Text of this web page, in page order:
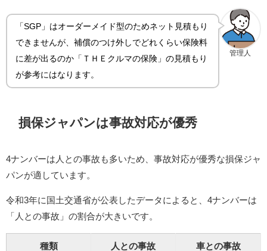
管理人
「SGP」はオーダーメイド型のためネット見積もり
できませんが、補償のつけ外しでどれくらい保険料
に差が出るのか「ＴＨＥクルマの保険」の見積もり
が参考にはなります。
損保ジャパンは事故対応が優秀
4ナンバーは人との事故も多いため、事故対応が優秀な損保ジャ
パンが適しています。
令和3年に国土交通省が公表したデータによると、4ナンバーは
「人との事故」の割合が大きいです。
種類 人との事故 車との事故